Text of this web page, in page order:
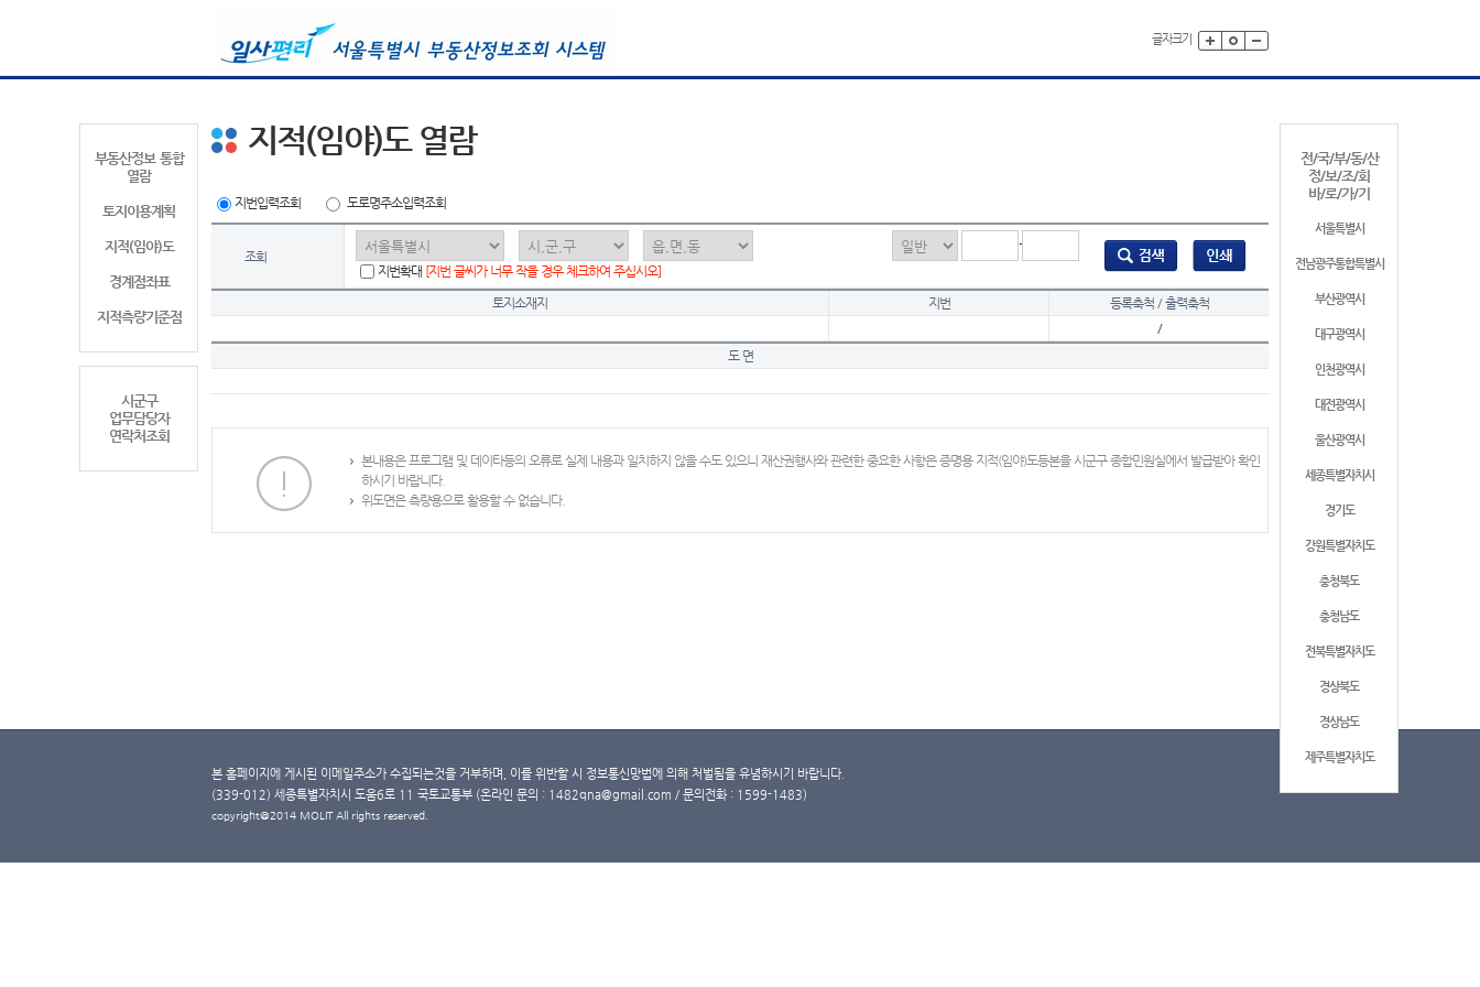
글자크기
부동산정보 통합
열람
토지이용계획
지적(임야)도
경계점좌표
지적측량기준점
시군구
업무담당자
연락처조회
전/국/부/동/산
정/보/조/회
바/로/가/기
서울특별시
전남광주통합특별시
부산광역시
대구광역시
인천광역시
대전광역시
울산광역시
세종특별자치시
경기도
강원특별자치도
충청북도
충청남도
전북특별자치도
경상북도
경상남도
제주특별자치도
지적(임야)도 열람
지번입력조회 도로명주소입력조회
조회
-
지번확대 [지번 글씨가 너무 작을 경우 체크하여 주십시오]
토지소재지 지번
등록축척 / 출력축척
/
도 면
본내용은 프로그램 및 데이타등의 오류로 실제 내용과 일치하지 않을 수도 있으니 재산권행사와 관련한 중요한 사항은 증명용 지적(임야)도등본을 시군구 종합민원실에서 발급받아 확인
하시기 바랍니다.
위도면은 측량용으로 활용할 수 없습니다.
본 홈페이지에 게시된 이메일주소가 수집되는것을 거부하며, 이를 위반할 시 정보통신망법에 의해 처벌됨을 유념하시기 바랍니다.
(339-012) 세종특별자치시 도움6로 11 국토교통부 (온라인 문의 : 1482qna@gmail.com / 문의전화 : 1599-1483)
copyright@2014 MOLIT All rights reserved.